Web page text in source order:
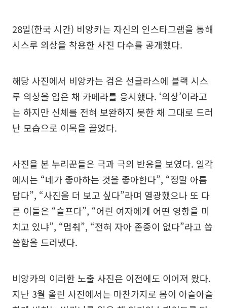
28일(한국 시간) 비앙카는 자신의 인스타그램을 통해
시스루 의상을 착용한 사진 다수를 공개했다.
해당 사진에서 비앙카는 검은 선글라스에 블랙 시스
루 의상을 입은 채 카메라를 응시했다. ‘의상’이라고
는 하지만 신체를 전혀 보완하지 못한 채 그대로 드러
난 모습으로 이목을 끌었다.
사진을 본 누리꾼들은 극과 극의 반응을 보였다. 일각
에서는 “네가 좋아하는 것을 좋아한다”, “정말 아름
답다”, “사진을 더 보고 싶다”라며 열광했으나 또 다
른 이들은 “슬프다”, “어린 여자에게 어떤 영향을 미
치고 있냐”, “멈춰”, “전혀 자아 존중이 없다”라고 씁
쓸함을 드러냈다.
비앙카의 이러한 노출 사진은 이전에도 이어져 왔다.
지난 3월 올린 사진에서는 마찬가지로 몸이 아슬아슬